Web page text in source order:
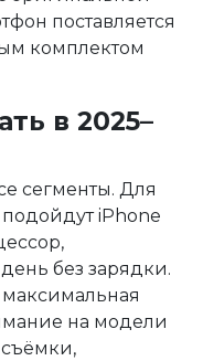
поставляется
комплектом
в 2025–
сегменты. Для
iPhone
без зарядки.
на модели